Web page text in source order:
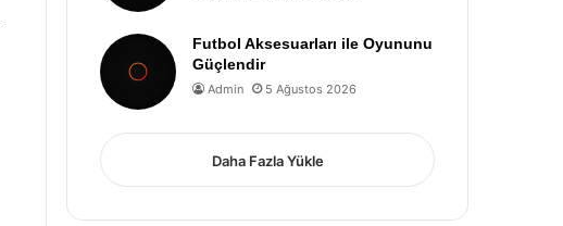
Futbol Aksesuarları ile Oyununu
Güçlendir
Admin 5 Ağustos 2026
Daha Fazla Yükle